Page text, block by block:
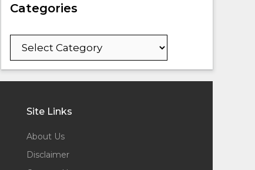
Categories
Categories
Site Links
About Us
Disclaimer